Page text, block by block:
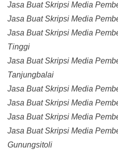
Jasa Buat Skripsi Media
Jasa Buat Skripsi Media
Jasa Buat Skripsi Media
Tinggi
Jasa Buat Skripsi Media
Tanjungbalai
Jasa Buat Skripsi Media
Jasa Buat Skripsi Media
Jasa Buat Skripsi Media
Jasa Buat Skripsi Media
Gunungsitoli